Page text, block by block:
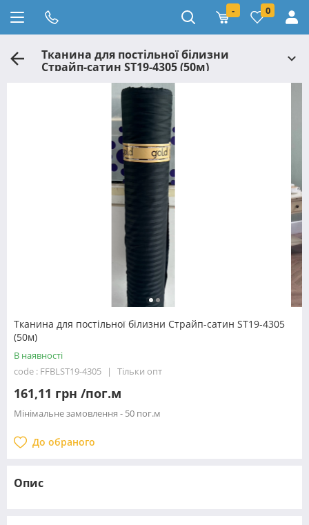
- 0
Тканина для постільної білизни
Страйп-сатин ST19-4305 (50м)
Тканина для постільної білизни Страйп-сатин ST19-4305
(50м)
В наявності
code : FFBLST19-4305
Тільки опт
161,11 грн /пог.м
Мінімальне замовлення - 50 пог.м
До обраного
Опис